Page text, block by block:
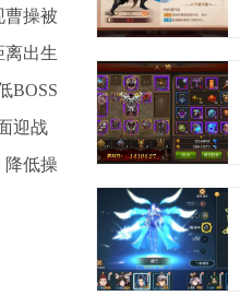
曹操被
离出生
BOSS
迎战
降低操